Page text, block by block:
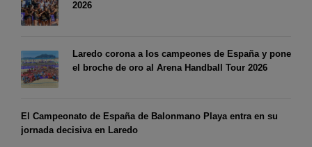
2026
Laredo corona a los campeones de España y pone
el broche de oro al Arena Handball Tour 2026
El Campeonato de España de Balonmano Playa entra en su
jornada decisiva en Laredo